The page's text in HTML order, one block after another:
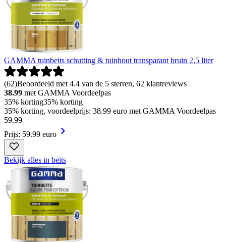
GAMMA tuinbeits schutting & tuinhout transparant bruin 2,5 liter
(62)Beoordeeld met 4.4 van de 5 sterren, 62 klantreviews
38.99 met GAMMA Voordeelpas
35% korting35% korting
35% korting, voordeelprijs: 38.99 euro met GAMMA Voordeelpas
59.99
Prijs: 59.99 euro
Bekijk alles in beits